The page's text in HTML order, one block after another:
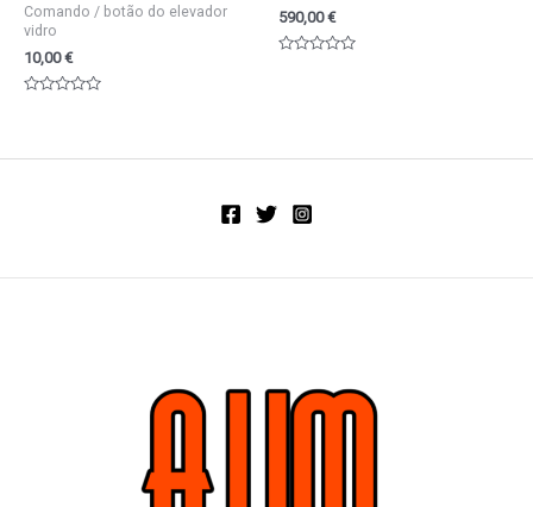
Comando / botão do elevador
vidro
10,00€
5
590,00€